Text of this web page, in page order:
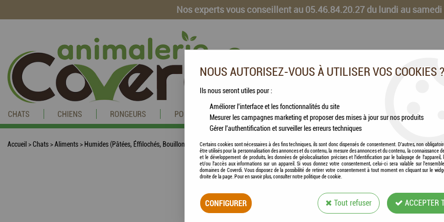
Nos experts vous conseillent au 05.46.84.20.27 du lundi au samedi
CHATS CHIENS RONGEURS POISSONS CHEVAUX VOLAILLES ANIMAUX DE LA FERME
Accueil >Chats>Aliments> Humides (Pâtées, Éffilochés, Bouillons, ...) >LILY'S KITCHEN - Tasty Cuts in Gravy - Bouchées en sauce Poulet & Saumon
LILY'S KITCHEN -
EN SAUCE
NOUS AUTORISEZ-VOUS À UTILISER VOS COOKIES ?
Ils nous seront utiles pour :
Améliorer l'interface et les fonctionnalités du site
Mesurer les campagnes marketing et proposer des mises à jour sur nos produits
Gérer l'authentification et surveiller les erreurs techniques
Certains cookies sont nécessaires à des fins techniques, ils sont donc dispensés de consentement. D'autres, non
être utilisés pour la personnalisation des annonces et du contenu, la mesure des annonces et du contenu, la connaissance
et le développement de produits, les données de géolocalisation précises et l'identification par le balayage de l'appareil,
et/ou l'accès aux informations sur un appareil. Si vous donnez votre consentement, celui-ci sera valable sur
domaines de Coverdi. Vous disposez de la possibilité de retirer votre consentement à tout moment en cliquant sur le
droite de la page. Pour en savoir plus, consulter notre politique de cookie.
CONFIGURER Tout refuser ACCEPTER